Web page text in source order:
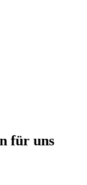
für uns